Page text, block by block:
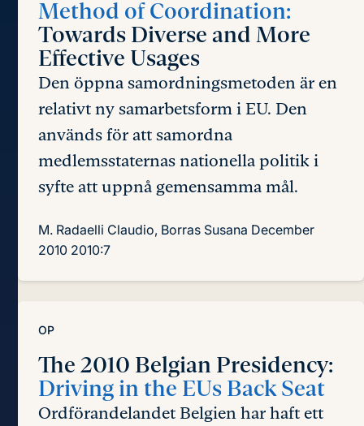
Method of Coordination:
Towards Diverse and More
Effective Usages
Den öppna samordningsmetoden är en
relativt ny samarbetsform i EU. Den
används för att samordna
medlemsstaternas nationella politik i
syfte att uppnå gemensamma mål.
M. Radaelli Claudio, Borras Susana December
2010 2010:7
OP
The 2010 Belgian Presidency:
Driving in the EUs Back Seat
Ordförandelandet Belgien har haft ett